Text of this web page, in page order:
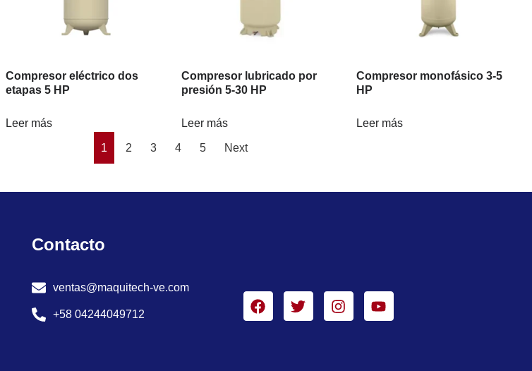
Compresor eléctrico dos
etapas 5 HP
Leer más
Compresor lubricado por
presión 5-30 HP
Leer más
Compresor monofásico 3-5
HP
Leer más
1 2 3 4 5 Next
Contacto
ventas@maquitech-ve.com
+58 04244049712